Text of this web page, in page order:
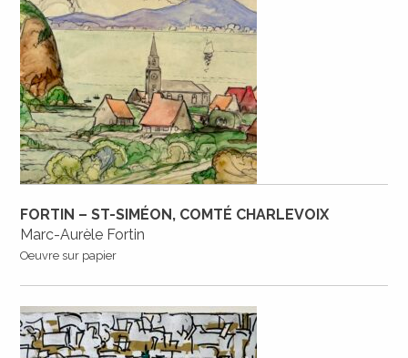
FORTIN – ST-SIMÉON, COMTÉ CHARLEVOIX
Marc-Aurèle Fortin
Oeuvre sur papier